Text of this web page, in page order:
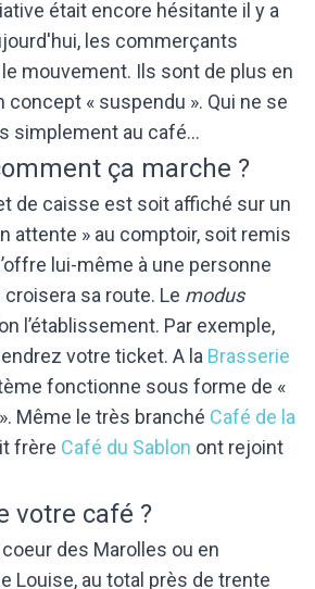
était encore hésitante il y a
les commerçants
mouvement. Ils sont de plus en
concept « suspendu ». Qui ne se
simplement au café…
ça marche ?
de caisse est soit affiché sur un
attente » au comptoir, soit remis
lui-même à une personne
sa route. Le modus
l’établissement. Par exemple,
votre ticket. A la Brasserie
fonctionne sous forme de «
Même le très branché Café de la
frère Café du Sablon ont rejoint
votre café ?
des Marolles ou en
Louise, au total près de trente